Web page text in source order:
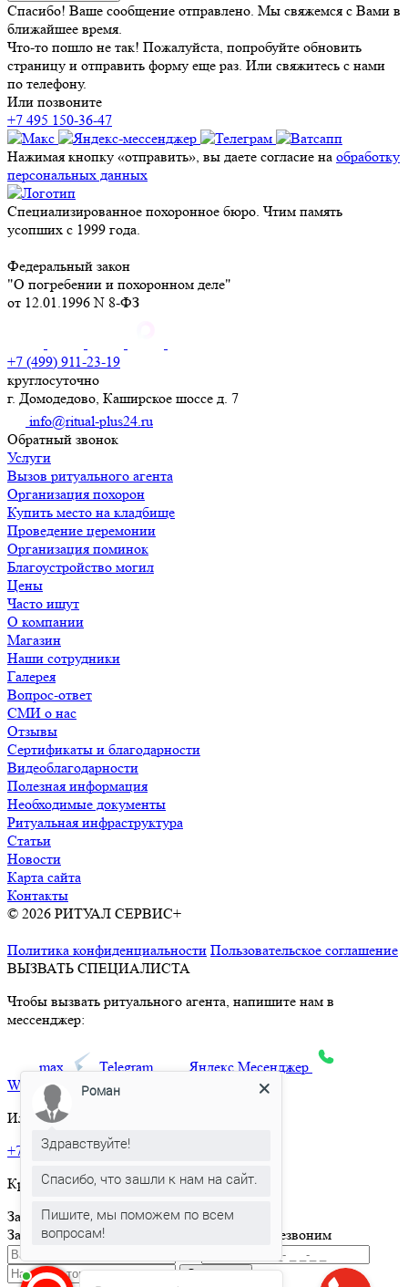
Спасибо! Ваше сообщение отправлено. Мы свяжемся с Вами в
ближайшее время.
Что-то пошло не так! Пожалуйста, попробуйте обновить
страницу и отправить форму еще раз. Или свяжитесь с нами
по телефону.
Или позвоните
+7 495 150-36-47
Нажимая кнопку «отправить», вы даете согласие на обработку
персональных данных
Специализированное похоронное бюро. Чтим память
усопших с 1999 года.
Федеральный закон
"О погребении и похоронном деле"
от 12.01.1996 N 8-ФЗ
+7 (499) 911-23-19
круглосуточно
г. Домодедово, Каширское шоссе д. 7
info@ritual-plus24.ru
Обратный звонок
Услуги
Вызов ритуального агента
Организация похорон
Купить место на кладбище
Проведение церемонии
Организация поминок
Благоустройство могил
Цены
Часто ищут
О компании
Магазин
Наши сотрудники
Галерея
Вопрос-ответ
СМИ о нас
Отзывы
Сертификаты и благодарности
Видеоблагодарности
Полезная информация
Необходимые документы
Ритуальная инфраструктура
Статьи
Новости
Карта сайта
Контакты
© 2026 РИТУАЛ СЕРВИС+
Политика конфиденциальности Пользовательское соглашение
ВЫЗВАТЬ СПЕЦИАЛИСТА
Чтобы вызвать ритуального агента, напишите нам в
мессенджер:
max Telegram
Яндекс.Месенджер
What’sApp
Или позвоните по телефону:
+7 495 150-36-47
Круглосуточная горячая линия
Заказать товар
Заполните и отправьте форму и мы вам перезвоним
Отправить
Роман
Здравствуйте!
Спасибо, что зашли к нам на сайт.
Пишите, мы поможем по всем
вопросам!